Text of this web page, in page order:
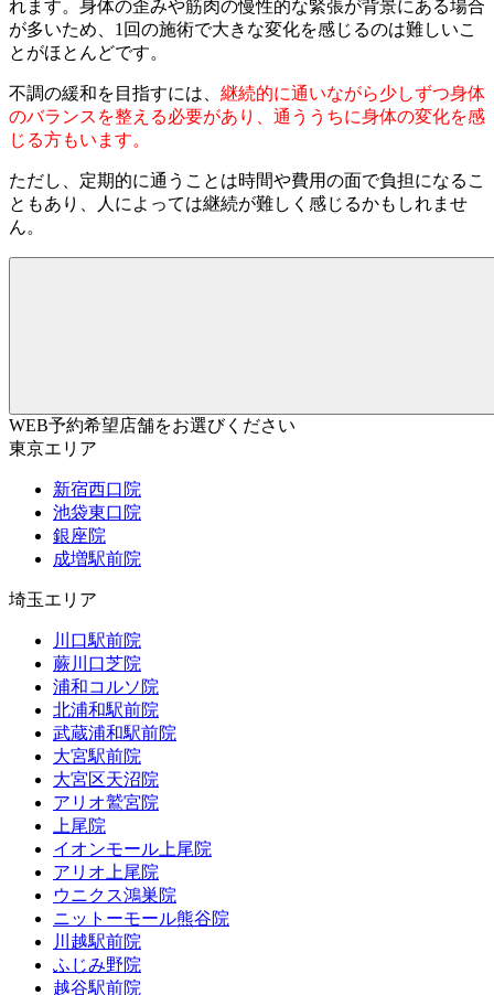
れます。身体の歪みや筋肉の慢性的な緊張が背景にある場合
が多いため、1回の施術で大きな変化を感じるのは難しいこ
とがほとんどです。
不調の緩和を目指すには、 継続的に通いながら少しずつ身体
のバランスを整える必要があり、通ううちに身体の変化を感
じる方もいます。
ただし、定期的に通うことは時間や費用の面で負担になるこ
ともあり、人によっては継続が難しく感じるかもしれませ
ん。
WEB予約希望店舗をお選びください
東京エリア
新宿西口院
池袋東口院
銀座院
成増駅前院
埼玉エリア
川口駅前院
蕨川口芝院
浦和コルソ院
北浦和駅前院
武蔵浦和駅前院
大宮駅前院
大宮区天沼院
アリオ鷲宮院
上尾院
イオンモール上尾院
アリオ上尾院
ウニクス鴻巣院
ニットーモール熊谷院
川越駅前院
ふじみ野院
越谷駅前院